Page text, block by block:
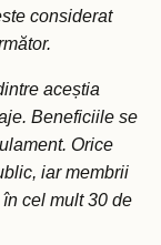
considerat
aceștia
Beneficiile se
Orice
iar membrii
cel mult 30 de